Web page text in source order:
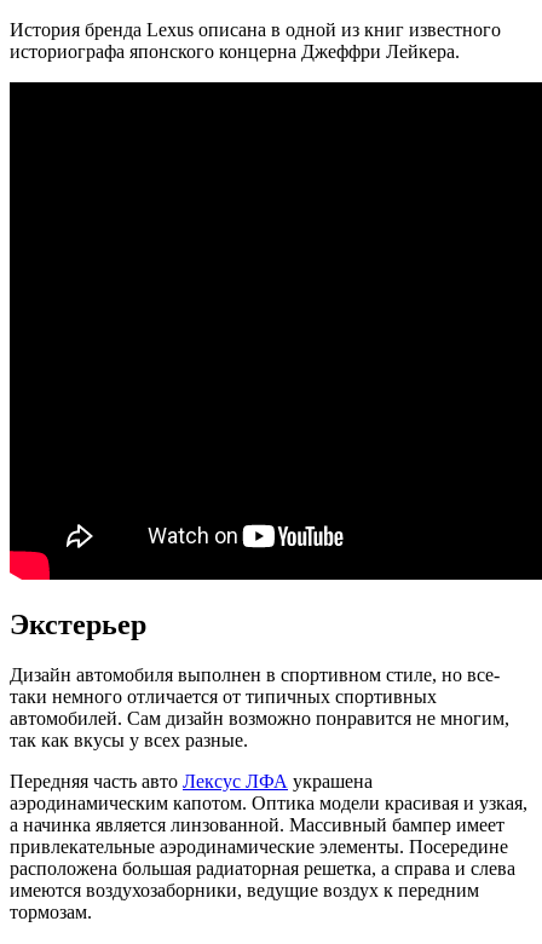
История бренда Lexus описана в одной из книг известного
историографа японского концерна Джеффри Лейкера.
Экстерьер
Дизайн автомобиля выполнен в спортивном стиле, но все-
таки немного отличается от типичных спортивных
автомобилей. Сам дизайн возможно понравится не многим,
так как вкусы у всех разные.
Передняя часть авто Лексус ЛФА украшена
аэродинамическим капотом. Оптика модели красивая и узкая,
а начинка является линзованной. Массивный бампер имеет
привлекательные аэродинамические элементы. Посередине
расположена большая радиаторная решетка, а справа и слева
имеются воздухозаборники, ведущие воздух к передним
тормозам.